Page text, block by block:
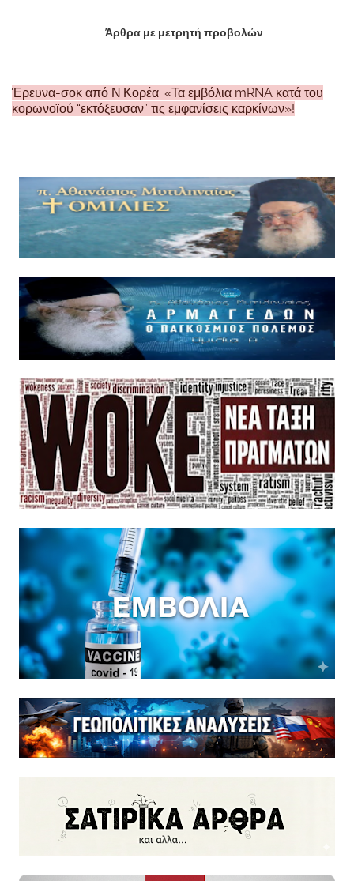
Άρθρα με μετρητή προβολών
Έρευνα-σοκ από Ν.Κορέα: «Τα εμβόλια mRNA κατά του
κορωνοϊού “εκτόξευσαν” τις εμφανίσεις καρκίνων»!